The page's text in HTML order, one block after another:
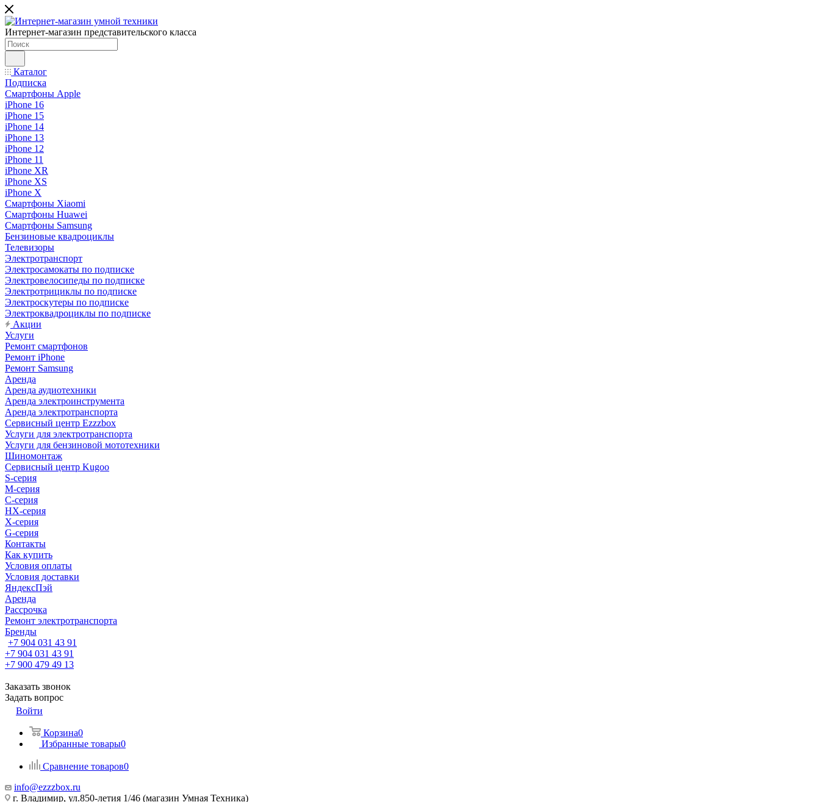
Интернет-магазин представительского класса
Каталог
Подписка
Смартфоны Apple
iPhone 16
iPhone 15
iPhone 14
iPhone 13
iPhone 12
iPhone 11
iPhone XR
iPhone XS
iPhone X
Смартфоны Xiaomi
Смартфоны Huawei
Смартфоны Samsung
Бензиновые квадроциклы
Телевизоры
Электротранспорт
Электросамокаты по подписке
Электровелосипеды по подписке
Электротрициклы по подписке
Электроскутеры по подписке
Электроквадроциклы по подписке
Акции
Услуги
Ремонт смартфонов
Ремонт iPhone
Ремонт Samsung
Аренда
Аренда аудиотехники
Аренда электроинструмента
Аренда электротранспорта
Сервисный центр Ezzzbox
Услуги для электротранспорта
Услуги для бензиновой мототехники
Шиномонтаж
Сервисный центр Kugoo
S-cерия
M-серия
С-серия
HX-серия
X-серия
G-серия
Контакты
Как купить
Условия оплаты
Условия доставки
ЯндексПэй
Аренда
Рассрочка
Ремонт электротранспорта
Бренды
+7 904 031 43 91
+7 904 031 43 91
+7 900 479 49 13
Заказать звонок
Задать вопрос
Войти
Корзина0
Избранные товары0
Сравнение товаров0
info@ezzzbox.ru
г. Владимир, ул.850-летия 1/46 (магазин Умная Техника)